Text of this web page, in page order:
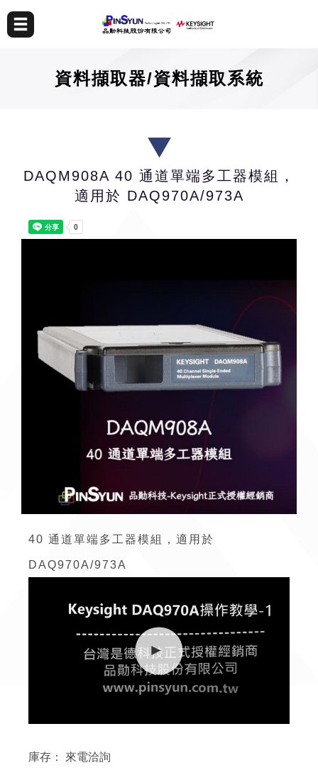
資料擷取器/資料擷取系統
DAQM908A 40 通道單端多工器模組，
適用於 DAQ970A/973A
40 通道單端多工器模組，適用於
DAQ970A/973A
庫存： 來電洽詢